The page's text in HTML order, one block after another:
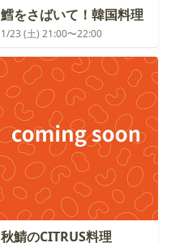
鱈をさばいて！韓国料理
1/23 (土) 21:00〜22:00
秋鯖のCITRUS料理